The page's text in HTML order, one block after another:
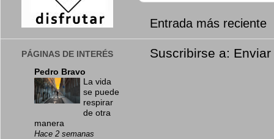
Entrada más reciente
Suscribirse a:
PÁGINAS DE INTERÉS
Pedro Bravo
La vida
se puede
respirar
de otra
manera
Hace 2 semanas